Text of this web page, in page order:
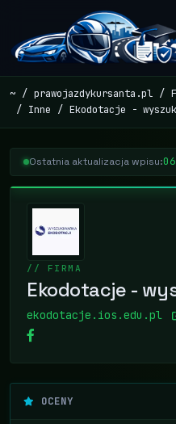
~ prawojazdykursanta.pl
Inne
Ekodotacje -
Ostatnia aktualizacja wpisu:
// FIRMA
Ekodotacje -
ekodotacje.ios.edu.pl
OCENY